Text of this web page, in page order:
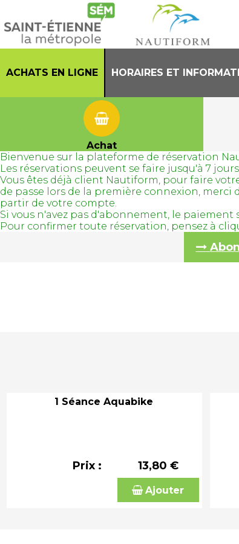
ACHATS EN LIGNE HORAIRES ET
PRESENTATION
HORAIRES CENTRE
REGLEMENT INTERIEUR
TENUES AUTORISEES
Achat
Bienvenue sur la plateforme de réservation
Les réservations peuvent se faire jusqu'à 7
Vous êtes déjà client Nautiform, pour faire
de passe lors de la première connexion, merci
partir de votre compte.
Si vous n'avez pas d'abonnement, le
Pour confirmer toute réservation, pensez à
1 Séance Aquabike
Prix : 13,80 €
Ajouter